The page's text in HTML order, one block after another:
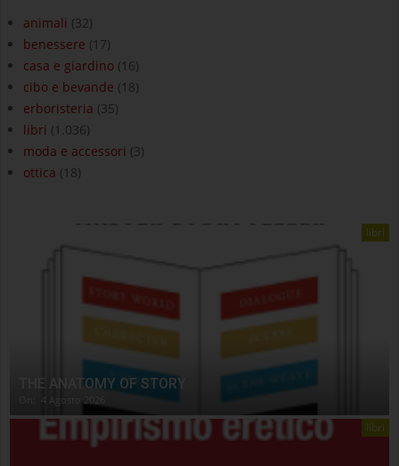
animali (32)
benessere (17)
casa e giardino (16)
cibo e bevande (18)
erboristeria (35)
libri (1.036)
moda e accessori (3)
ottica (18)
libri
THE ANATOMY OF STORY
4 Agosto 2026
libri